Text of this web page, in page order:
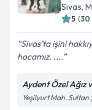
Sivas,
5 (30
Sivas’ta işini
hocamız. ....
Aydent Özel Ağız
Yeşilyurt Mah. Sultan